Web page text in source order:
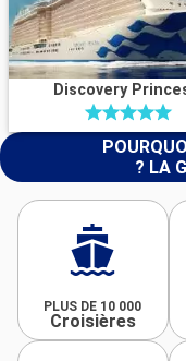
Discovery
? LA
PLUS DE 10 000
Croisières